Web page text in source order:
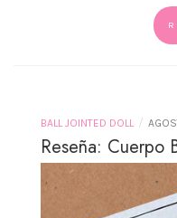
BALL JOINTED DOLL /
Reseña: Cuerpo